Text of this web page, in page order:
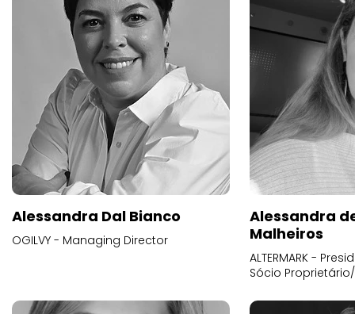
Alessandra Dal Bianco
OGILVY - Managing Director
Alessandra
Malheiros
ALTERMARK -
Sócio